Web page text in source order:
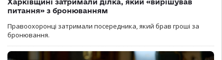
питання» з бронюванням
Правоохоронці затримали посередника, який брав гроші за
бронювання.